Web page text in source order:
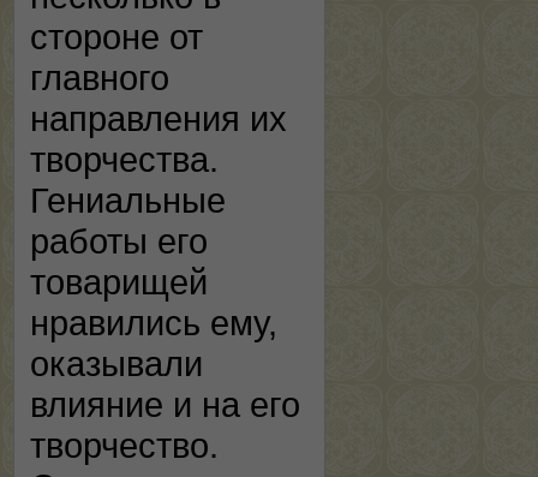
стороне от
главного
направления их
творчества.
Гениальные
работы его
товарищей
нравились ему,
оказывали
влияние и на его
творчество.